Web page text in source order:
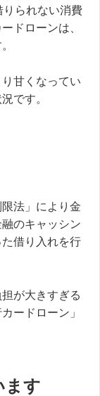
りられない消費
ドローンは、
甘くなってい
です。
法」により金
のキャッシン
借り入れを行
が大きすぎる
ードローン」
ます